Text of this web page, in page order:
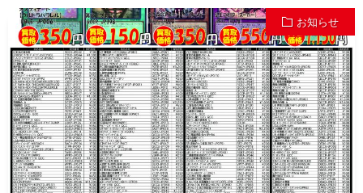
お知らせ